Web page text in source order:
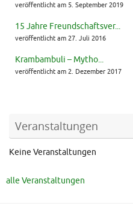
veröffentlicht am 5. September 2019
15 Jahre Freundschaftsver...
veröffentlicht am 27. Juli 2016
Krambambuli – Mytho...
veröffentlicht am 2. Dezember 2017
Veranstaltungen
Keine Veranstaltungen
alle Veranstaltungen